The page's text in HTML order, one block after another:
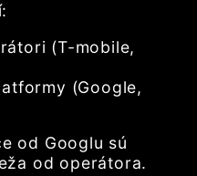
(T-mobile,
(Google,
od Googlu sú
od operátora.